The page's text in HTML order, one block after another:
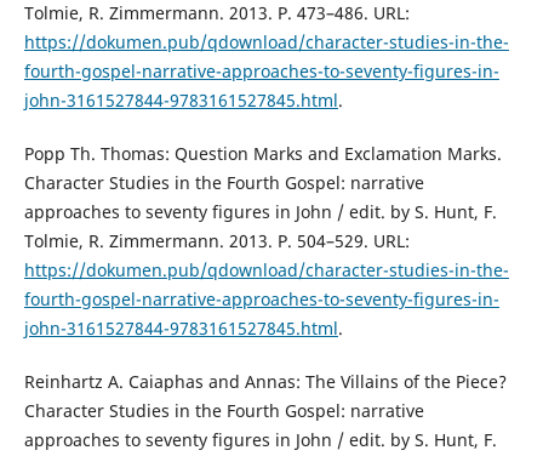
Tolmie, R. Zimmermann. 2013. P. 473–486. URL:
https://dokumen.pub/qdownload/character-studies-in-the-
fourth-gospel-narrative-approaches-to-seventy-figures-in-
john-3161527844-9783161527845.html.
Popp Th. Thomas: Question Marks and Exclamation Marks.
Character Studies in the Fourth Gospel: narrative
approaches to seventy figures in John / edit. by S. Hunt, F.
Tolmie, R. Zimmermann. 2013. P. 504–529. URL:
https://dokumen.pub/qdownload/character-studies-in-the-
fourth-gospel-narrative-approaches-to-seventy-figures-in-
john-3161527844-9783161527845.html.
Reinhartz A. Caiaphas and Annas: The Villains of the Piece?
Character Studies in the Fourth Gospel: narrative
approaches to seventy figures in John / edit. by S. Hunt, F.